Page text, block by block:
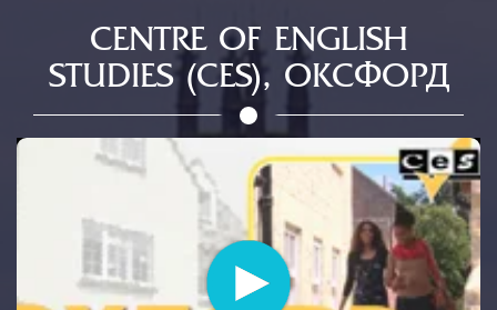
CENTRE OF ENGLISH
STUDIES (CES), ОКСФОРД